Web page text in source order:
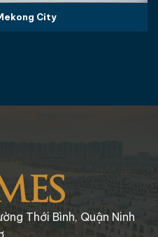
City
Thới Bình, Quận Ninh